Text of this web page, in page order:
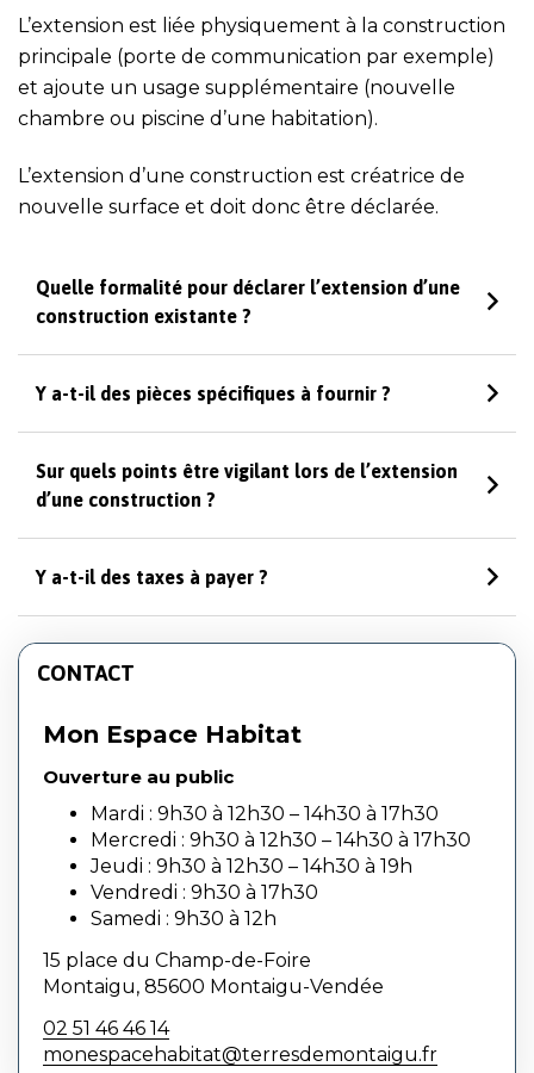
L’extension est liée physiquement à la construction
principale (porte de communication par exemple)
et ajoute un usage supplémentaire (nouvelle
chambre ou piscine d’une habitation).
L’extension d’une construction est créatrice de
nouvelle surface et doit donc être déclarée.
Quelle formalité pour déclarer l’extension d’une
construction existante ?
Y a-t-il des pièces spécifiques à fournir ?
Sur quels points être vigilant lors de l’extension
d’une construction ?
Y a-t-il des taxes à payer ?
CONTACT
Mon Espace Habitat
Ouverture au public
Mardi : 9h30 à 12h30 – 14h30 à 17h30
Mercredi : 9h30 à 12h30 – 14h30 à 17h30
Jeudi : 9h30 à 12h30 – 14h30 à 19h
Vendredi : 9h30 à 17h30
Samedi : 9h30 à 12h
15 place du Champ-de-Foire
Montaigu, 85600 Montaigu-Vendée
02 51 46 46 14
monespacehabitat@terresdemontaigu.fr